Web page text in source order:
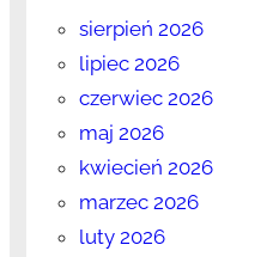
sierpień 2026
lipiec 2026
czerwiec 2026
maj 2026
kwiecień 2026
marzec 2026
luty 2026